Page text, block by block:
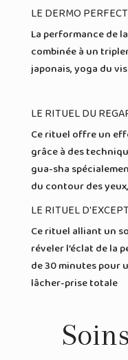
LE DERMO
La performance de
combinée à un
japonais, yoga du
LE RITUEL DU
Ce rituel offre un
grâce à des
gua-sha
du contour des
LE RITUEL
Ce rituel alliant un
réveler l’éclat de la
de 30 minutes pour
lâcher-prise totale